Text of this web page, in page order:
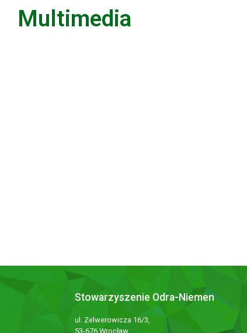
Multimedia
Stowarzyszenie Odra-Niemen
ul. Zelwerowicza 16/3,
53-676 Wrocław